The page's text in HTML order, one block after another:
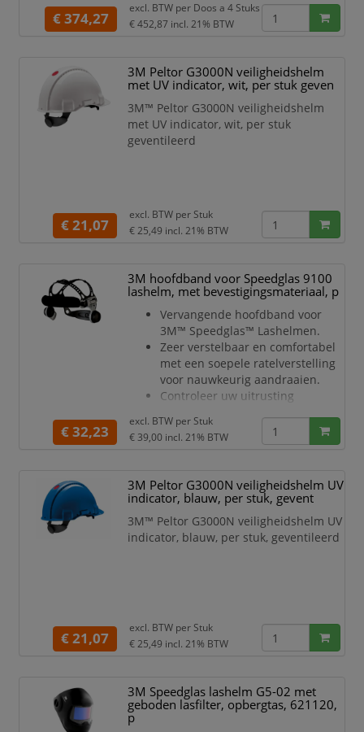
een 4-punts kinband met
selectiesysteem om te schakelen
(industriële veiligheidshelmen) of
EN12492 (klimhelmen). X5000 serie
veiligheidshelmen zijn geventileerd,
randloos en heb
€ 374,27
excl. BTW per Doos a 4 Stuks
€ 452,87 incl. 21% BTW
3M Peltor G3000N veiligheidshelm
met UV indicator, wit, per stuk geven
3M™ Peltor G3000N veiligheidshelm
met UV indicator, wit, per stuk
geventileerd
€ 21,07
excl. BTW per Stuk
€ 25,49 incl. 21% BTW
3M hoofdband voor Speedglas 9100
lashelm, met bevestigingsmateriaal, p
Vervangende hoofdband voor
3M™ Speedglas™ Lashelmen.
Zeer verstelbaar en comfortabel
met een soepele ratelverstelling
voor nauwkeurig aandraaien.
Controleer uw uitrusting
onderdelen, voor de beste
veiligheid en optimaal comfort.
Speedgles 9100, 9100 Air, 9100
FX, 9100 FX-Air
€ 32,23
excl. BTW per Stuk
€ 39,00 incl. 21% BTW
3M Peltor G3000N veiligheidshelm UV
indicator, blauw, per stuk, gevent
3M™ Peltor G3000N veiligheidshelm UV
indicator, blauw, per stuk, geventileerd
€ 21,07
excl. BTW per Stuk
€ 25,49 incl. 21% BTW
3M Speedglas lashelm G5-02 met
geboden lasfilter, opbergtas, 621120,
p